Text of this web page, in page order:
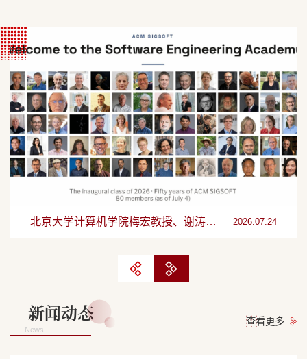
北京大学计算机学院第四届国际暑期学校圆满落幕 2026.07.19
凝聚教练力量，共促算法人才培养——2026 ICPC东亚区教练研讨... 2026.07.24
北京大学计算机学院梅宏教授、谢涛教授入选ACM SIGSOFT软件工... 2026.07.24
聚“计”前行，智“绘”乡村——计算机学院赴科左中旗社会实践 2026.07.24
北京大学计算机学院第四届国际暑期学校圆满落幕 2026.07.19
凝聚教练力量，共促算法人才培养——2026 ICPC东亚区教练研讨... 2026.07.24
新闻动态
News
查看更多